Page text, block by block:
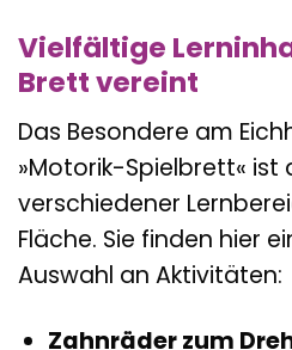
Vielfältige
Brett vereint
Das Besondere am
»Motorik-Spielbrett« ist
verschiedener
Fläche. Sie finden hier
Auswahl an Aktivitäten:
Zahnräder zum